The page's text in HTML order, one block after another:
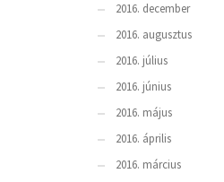
2016. december
2016. augusztus
2016. július
2016. június
2016. május
2016. április
2016. március